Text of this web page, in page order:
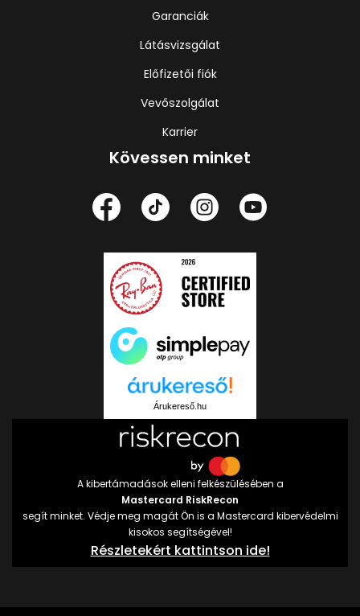
Garanciák
Látásvizsgálat
Előfizetői fiók
Vevőszolgálat
Karrier
Kövessen minket
Árukereső.hu
A kibertámadások elleni felkészülésében a
Mastercard RiskRecon
segít minket. Védje meg magát Ön is a Mastercard kibervédelmi
kisokos segítségével!
Részletekért kattintson ide!